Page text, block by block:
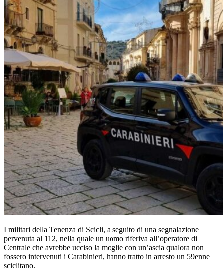
I militari della Tenenza di Scicli, a seguito di una segnalazione
pervenuta al 112, nella quale un uomo riferiva all’operatore di
Centrale che avrebbe ucciso la moglie con un’ascia qualora non
fossero intervenuti i Carabinieri, hanno tratto in arresto un 59enne
sciclitano.